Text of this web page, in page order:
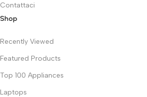
Contattaci
Shop
Recently Viewed
Featured Products
Top 100 Appliances
Laptops